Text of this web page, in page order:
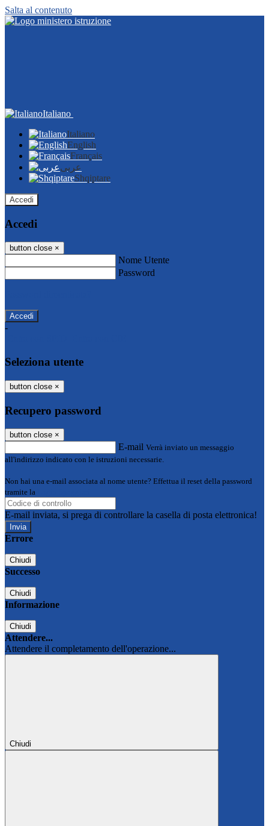
Salta al contenuto
Italiano
Italiano
English
Français
عربى
Shqiptare
Accedi
Accedi
button close ×
Nome Utente
Password
-
Seleziona utente
button close ×
Recupero password
button close ×
E-mail Verrà inviato un messaggio
all'indirizzo indicato con le istruzioni necessarie.
Non hai una e-mail associata al nome utente? Effettua il reset della password
tramite la
E-mail inviata, si prega di controllare la casella di posta elettronica!
Errore
Chiudi
Successo
Chiudi
Informazione
Chiudi
Attendere...
Attendere il completamento dell'operazione...
Chiudi